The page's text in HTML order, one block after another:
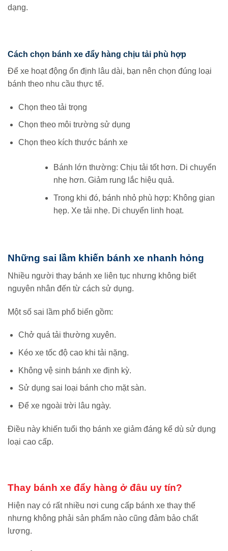
dạng.
Cách chọn bánh xe đẩy hàng chịu tải phù hợp
Để xe hoạt động ổn định lâu dài, bạn nên chọn đúng loại
bánh theo nhu cầu thực tế.
Chọn theo tải trọng
Chọn theo môi trường sử dụng
Chọn theo kích thước bánh xe
Bánh lớn thường: Chịu tải tốt hơn. Di chuyển
nhẹ hơn. Giảm rung lắc hiệu quả.
Trong khi đó, bánh nhỏ phù hợp: Không gian
hẹp. Xe tải nhẹ. Di chuyển linh hoạt.
Những sai lầm khiến bánh xe nhanh hỏng
Nhiều người thay bánh xe liên tục nhưng không biết
nguyên nhân đến từ cách sử dụng.
Một số sai lầm phổ biến gồm:
Chở quá tải thường xuyên.
Kéo xe tốc độ cao khi tải nặng.
Không vệ sinh bánh xe định kỳ.
Sử dụng sai loại bánh cho mặt sàn.
Để xe ngoài trời lâu ngày.
Điều này khiến tuổi thọ bánh xe giảm đáng kể dù sử dụng
loại cao cấp.
Thay bánh xe đẩy hàng ở đâu uy tín?
Hiện nay có rất nhiều nơi cung cấp bánh xe thay thế
nhưng không phải sản phẩm nào cũng đảm bảo chất
lượng.